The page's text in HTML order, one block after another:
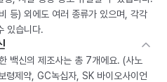
등) 외에도 여러 종류가 있으며, 각각
있습니다.
백신의 제조사는 총 7개에요. (사노
령제약, GC녹십자, SK 바이오사이언